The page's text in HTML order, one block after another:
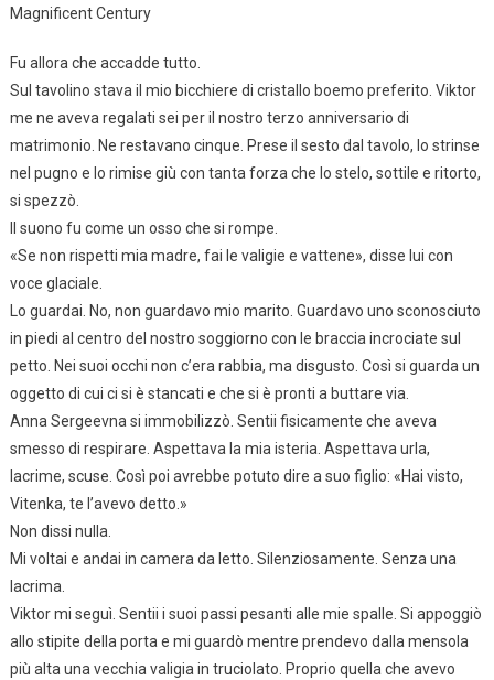
Magnificent Century
Fu allora che accadde tutto.
Sul tavolino stava il mio bicchiere di cristallo boemo preferito. Viktor
me ne aveva regalati sei per il nostro terzo anniversario di
matrimonio. Ne restavano cinque. Prese il sesto dal tavolo, lo strinse
nel pugno e lo rimise giù con tanta forza che lo stelo, sottile e ritorto,
si spezzò.
Il suono fu come un osso che si rompe.
«Se non rispetti mia madre, fai le valigie e vattene», disse lui con
voce glaciale.
Lo guardai. No, non guardavo mio marito. Guardavo uno sconosciuto
in piedi al centro del nostro soggiorno con le braccia incrociate sul
petto. Nei suoi occhi non c’era rabbia, ma disgusto. Così si guarda un
oggetto di cui ci si è stancati e che si è pronti a buttare via.
Anna Sergeevna si immobilizzò. Sentii fisicamente che aveva
smesso di respirare. Aspettava la mia isteria. Aspettava urla,
lacrime, scuse. Così poi avrebbe potuto dire a suo figlio: «Hai visto,
Vitenka, te l’avevo detto.»
Non dissi nulla.
Mi voltai e andai in camera da letto. Silenziosamente. Senza una
lacrima.
Viktor mi seguì. Sentii i suoi passi pesanti alle mie spalle. Si appoggiò
allo stipite della porta e mi guardò mentre prendevo dalla mensola
più alta una vecchia valigia in truciolato. Proprio quella che avevo